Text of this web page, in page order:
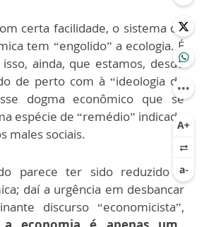
certa facilidade, o sistema de
tem “engolido” a ecologia. É
ainda, que estamos, desde
de perto com à “ideologia do
dogma econômico que se
espécie de “remédio” indicado
males sociais.
parece ter sido reduzido à
daí a urgência em desbancar
discurso “economicista”,